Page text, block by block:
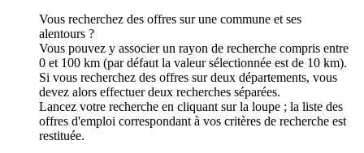
Vous recherchez des offres sur une commune et ses
alentours ?
Vous pouvez y associer un rayon de recherche compris entre
0 et 100 km (par défaut la valeur sélectionnée est de 10 km).
Si vous recherchez des offres sur deux départements, vous
devez alors effectuer deux recherches séparées.
Lancez votre recherche en cliquant sur la loupe ; la liste des
offres d'emploi correspondant à vos critères de recherche est
restituée.